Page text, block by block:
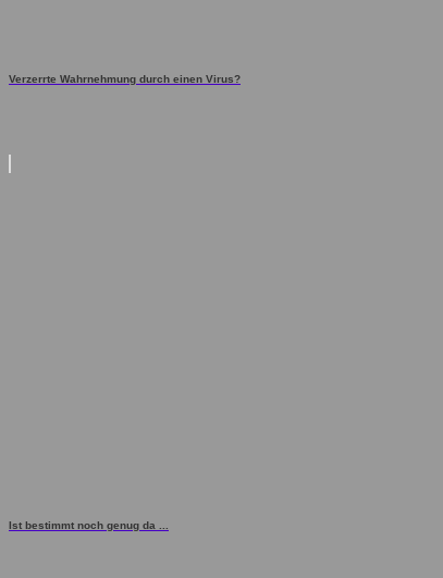
Verzerrte Wahrnehmung durch einen Virus?
Ist bestimmt noch genug da ...